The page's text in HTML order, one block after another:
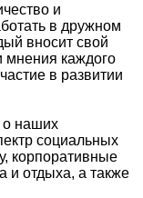
и
в дружном
вносит свой
каждого
в развитии
о наших
социальных
корпоративные
и отдыха, а также